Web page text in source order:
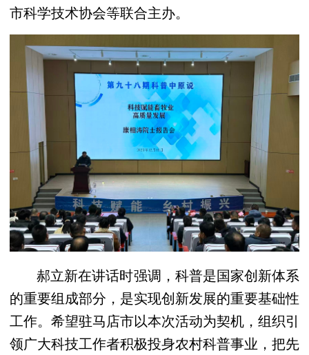
市科学技术协会等联合主办。
郝立新在讲话时强调，科普是国家创新体系
的重要组成部分，是实现创新发展的重要基础性
工作。希望驻马店市以本次活动为契机，组织引
领广大科技工作者积极投身农村科普事业，把先